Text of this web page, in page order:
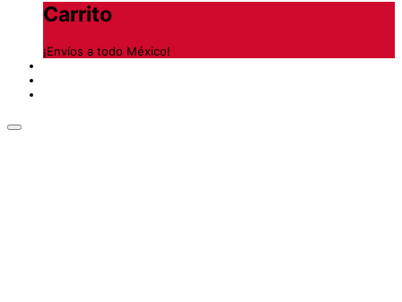
Carrito
¡Envíos a todo México!